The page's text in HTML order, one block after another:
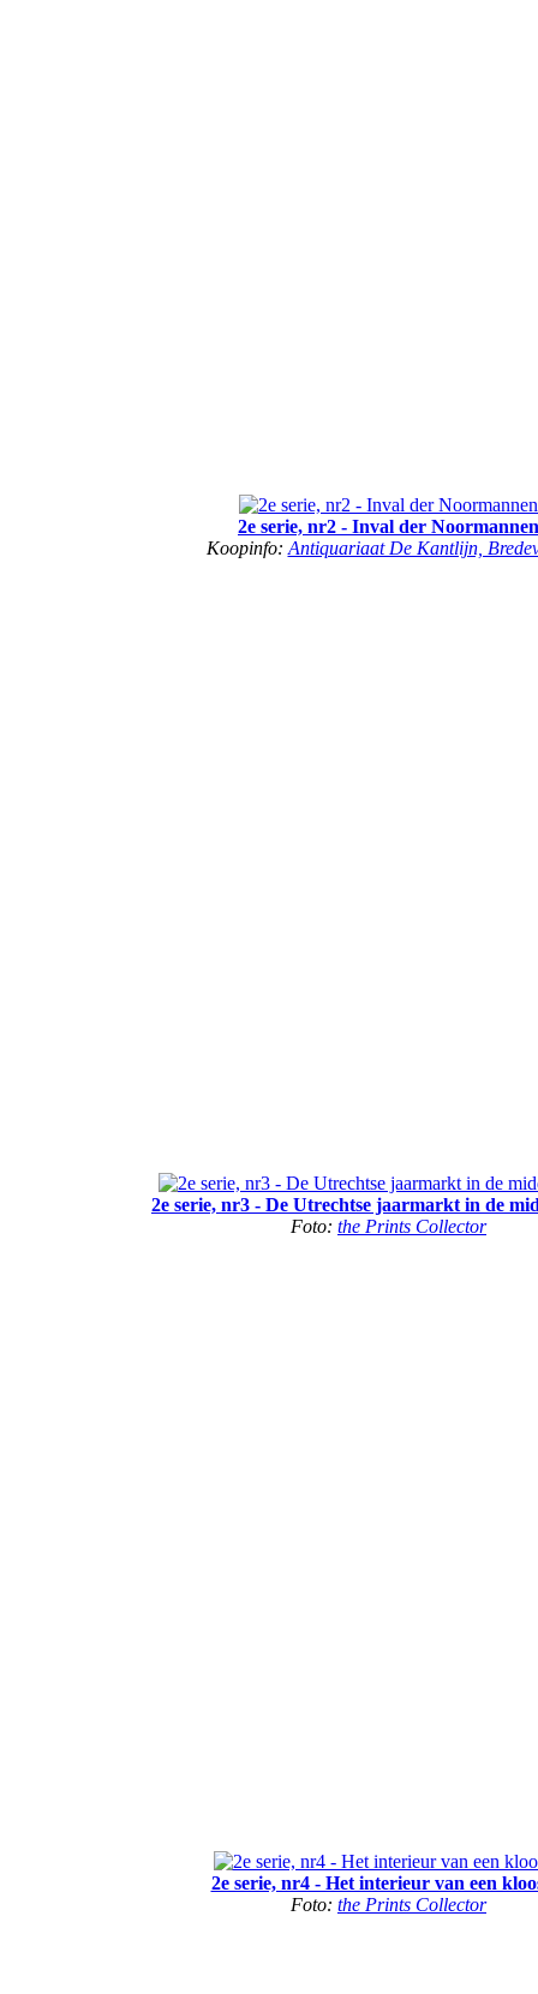
2e serie, nr2 - Inval der Noormannen
Koopinfo: Antiquariaat De Kantlijn,
2e serie, nr3 - De Utrechtse jaarmarkt in de
Foto: the Prints Collector
2e serie, nr4 - Het interieur van een
Foto: the Prints Collector